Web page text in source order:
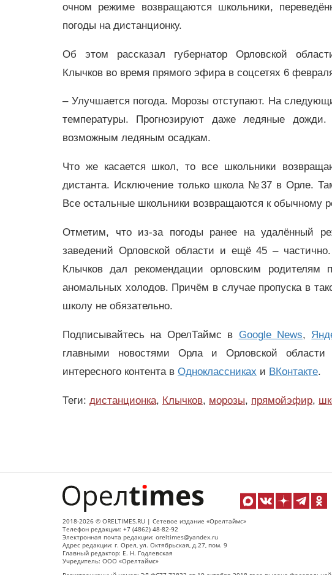
очном режиме возвращаются школьники,
погоды на дистанционку.
Об этом рассказал губернатор Орловской
Клычков во время прямого эфира в соцсетях 6
– Улучшается погода. Морозы отступают. На
температуры. Прогнозируют даже ледяные
возможным ледяным осадкам.
Что же касается школ, то все школьники
дистанта. Исключение только школа №37 в Орле.
Все остальные школьники возвращаются к обычному
Отметим, что из-за погоды ранее на удалённый
заведений Орловской области и ещё 45 –
Клычков дал рекомендации орловским
аномальных холодов. Причём в случае пропуска в
школу не обязательно.
Подписывайтесь на ОрелТаймс в Google News,
главными новостями Орла и Орловской
интересного контента в Одноклассниках и ВКонтакте.
Теги: дистанционка, Клычков, морозы, прямойэфир,
2018-2026 © ORELTIMES.RU | Сетевое издание «Орелтаймс»
Телефон редакции: +7 (4862) 48-82-92
Электронная почта редакции: oreltimes@yandex.ru
Адрес редакции: г. Орел, ул. Октябрьская, д.27, пом. 9
Главный редактор: Е. Н. Годлевская
Учредитель: ООО «Орелтаймс»